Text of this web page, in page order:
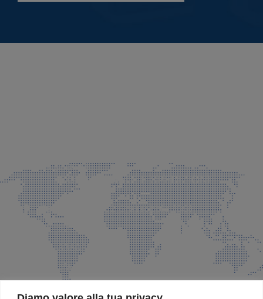
info@faeg.it
COMMERCIALE E SPEDIZIONI
Via Padre Elzi, 32 Grassobbio (BG)
035 525015
035 335037
info@faeg.it
SITE MAP